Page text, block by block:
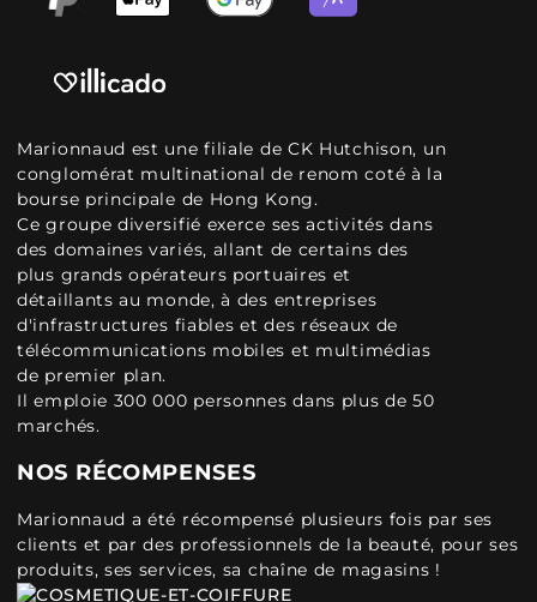
Marionnaud est une filiale de CK Hutchison, un
conglomérat multinational de renom coté à la
bourse principale de Hong Kong.
Ce groupe diversifié exerce ses activités dans
des domaines variés, allant de certains des
plus grands opérateurs portuaires et
détaillants au monde, à des entreprises
d'infrastructures fiables et des réseaux de
télécommunications mobiles et multimédias
de premier plan.
Il emploie 300 000 personnes dans plus de 50
marchés.
NOS RÉCOMPENSES
Marionnaud a été récompensé plusieurs fois par ses
clients et par des professionnels de la beauté, pour ses
produits, ses services, sa chaîne de magasins !